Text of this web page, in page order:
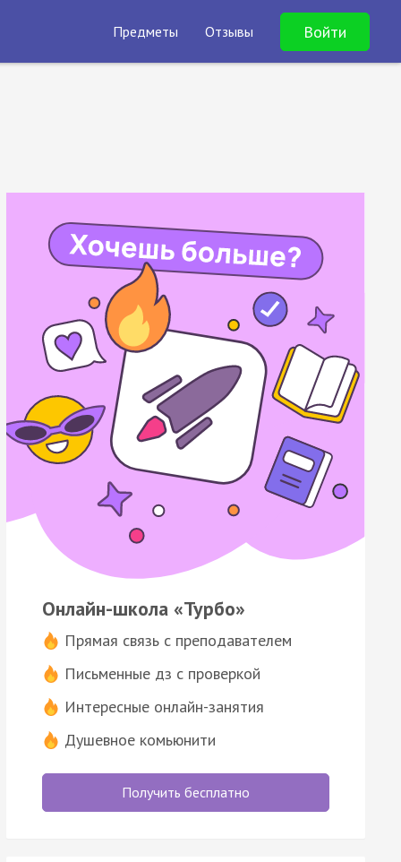
Предметы Отзывы Войти
Онлайн-школа «Турбо»
Прямая связь с преподавателем
Письменные дз с проверкой
Интересные онлайн-занятия
Душевное комьюнити
Получить бесплатно